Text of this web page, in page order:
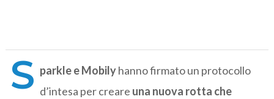
S parkle e Mobilyhanno firmato un protocollo
d’intesa per creare una nuova rotta che